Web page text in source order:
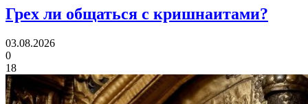
Грех ли общаться с кришнаитами?
03.08.2026
0
18